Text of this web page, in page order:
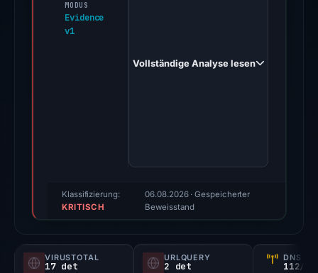
MODUS
Evidence
v1
on
triage
Vollständige Analyse lesen
Klassifizierung:
KRITISCH
06.08.2026· Gespeicherter
Beweisstand
VIRUSTOTAL
17 det
URLQUERY
2 det
DNS
112/